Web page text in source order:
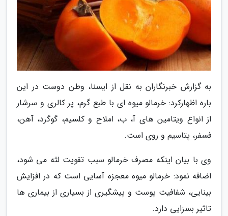
به گزارش خبرنگاران به نقل از ایسنا، وطن دوست در این
باره اظهارکرد: خرمالو میوه ای با طبع گرم، پر کالری و سرشار
از انواع ویتامین های آ، ب، املاح و کلسیم، گوگرد، آهن،
فسفر، پتاسیم و روی است.
وی با بیان اینکه مصرف خرمالو سبب تقویت لثه می شود،
اضافه نمود: خرمالو میوه معجزه آسایی است که در افزایش
بینایی، شفافیت پوست و پیشگیری از بسیاری از بیماری ها
تاثیر بسزایی دارد.